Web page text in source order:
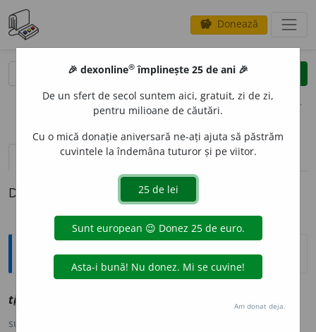
savings Donează
clear
opțiuni
definiții (1) pronunțievolume_up (5)
Definiția cu ID-ul 1201525:
Explicative DEX
ti
sursa:
🎉 dexonline® împlinește 25 de ani 🎉
De un sfert de secol suntem aici, gratuit, zi de zi,
pentru milioane de căutări.
Cu o mică donație aniversară ne-ați ajuta să păstrăm
cuvintele la îndemâna tuturor și pe viitor.
Am donat deja.